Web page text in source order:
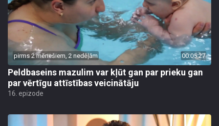
pirms 2 mēnešiem, 2 nedēļām 00:05:27
Peldbaseins mazulim var kļūt gan par prieku gan
par vērtīgu attīstības veicinātāju
16. epizode